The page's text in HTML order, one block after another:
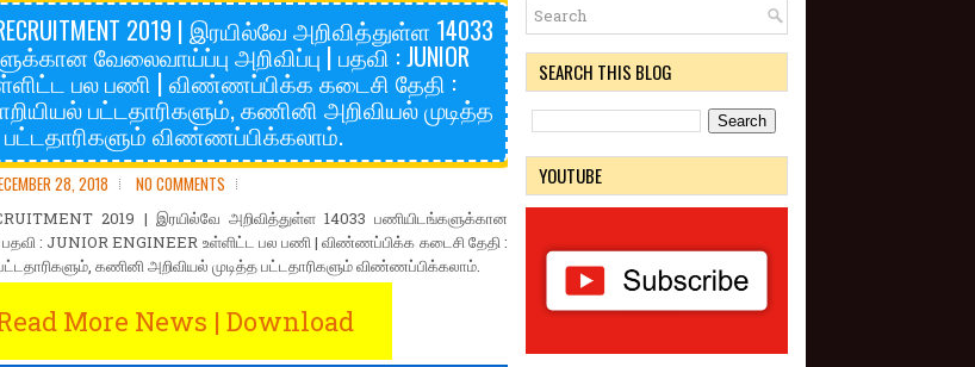
RECRUITMENT 2019 | இரயில்வே அறிவித்துள்ள 14033
வேலைவாய்ப்பு அறிவிப்பு | பதவி : JUNIOR
உள்ளிட்ட பல பணி | விண்ணப்பிக்க கடைசி தேதி :
பட்டதாரிகளும், கணினி அறிவியல் முடித்த
பட்டதாரிகளும் விண்ணப்பிக்கலாம்.
28, 2018 NO COMMENTS
2019 | இரயில்வே அறிவித்துள்ள 14033 பணியிடங்களுக்கான
பதவி : JUNIOR ENGINEER உள்ளிட்ட பல பணி | விண்ணப்பிக்க கடைசி தேதி :
கணினி அறிவியல் முடித்த பட்டதாரிகளும் விண்ணப்பிக்கலாம்.
More News | Download
SEARCH THIS BLOG
YOUTUBE